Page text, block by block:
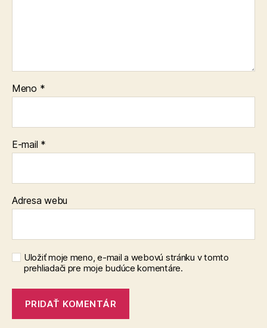
Meno *
E-mail *
Adresa webu
Uložiť moje meno, e-mail a webovú stránku v tomto
prehliadači pre moje budúce komentáre.